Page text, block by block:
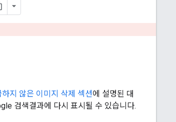
하지 않은 이미지 삭제 섹션에 설명된 대
검색결과에 다시 표시될 수 있습니다.